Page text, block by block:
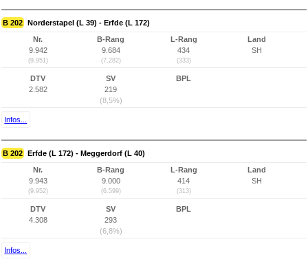
B 202 Norderstapel (L 39) - Erfde (L 172)
Nr.
9.942
(9.951)
B-Rang
9.684
(7.282)
L-Rang
434
(333)
Land
SH
DTV
2.582
SV
219
(8,5%)
BPL
Infos...
B 202 Erfde (L 172) - Meggerdorf (L 40)
Nr.
9.943
(9.952)
B-Rang
9.000
(6.599)
L-Rang
414
(313)
Land
SH
DTV
4.308
SV
293
(6,8%)
BPL
Infos...